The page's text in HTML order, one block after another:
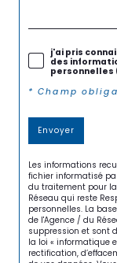
j'ai pris
des
personnelles
* Champ
Envoyer
Les informations
fichier informatisé
du traitement pour
Réseau qui reste
personnelles. La
de l'Agence / du
suppression et sont
la loi « informatique
rectification,